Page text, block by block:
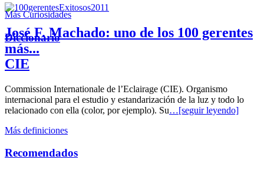
José F. Machado: uno de los 100 gerentes
más...
Más Curiosidades
Diccionario
CIE
Commission Internationale de l’Eclairage (CIE). Organismo
internacional para el estudio y estandarización de la luz y todo lo
relacionado con ella (color, por ejemplo). Su…[seguir leyendo]
Más definiciones
Recomendados